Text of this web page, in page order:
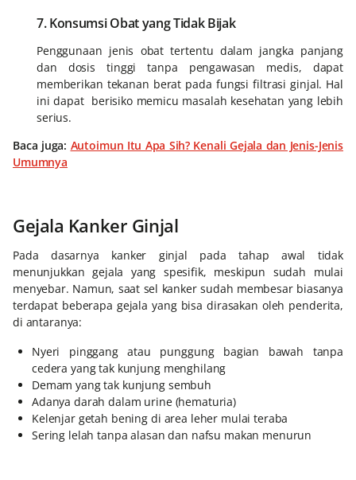
7. Konsumsi Obat yang Tidak Bijak
Penggunaan jenis obat tertentu dalam jangka panjang
dan dosis tinggi tanpa pengawasan medis, dapat
memberikan tekanan berat pada fungsi filtrasi ginjal. Hal
ini dapat berisiko memicu masalah kesehatan yang lebih
serius.
Baca juga: Autoimun Itu Apa Sih? Kenali Gejala dan Jenis-Jenis
Umumnya
Gejala Kanker Ginjal
Pada dasarnya kanker ginjal pada tahap awal tidak
menunjukkan gejala yang spesifik, meskipun sudah mulai
menyebar. Namun, saat sel kanker sudah membesar biasanya
terdapat beberapa gejala yang bisa dirasakan oleh penderita,
di antaranya:
Nyeri pinggang atau punggung bagian bawah tanpa
cedera yang tak kunjung menghilang
Demam yang tak kunjung sembuh
Adanya darah dalam urine (hematuria)
Kelenjar getah bening di area leher mulai teraba
Sering lelah tanpa alasan dan nafsu makan menurun